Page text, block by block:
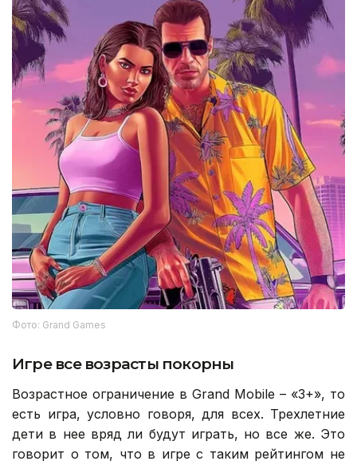
Фото: Grand Games
Игре все возрасты покорны
Возрастное ограничение в Grand Mobile – «3+», то
есть игра, условно говоря, для всех. Трехлетние
дети в нее вряд ли будут играть, но все же. Это
говорит о том, что в игре с таким рейтингом не